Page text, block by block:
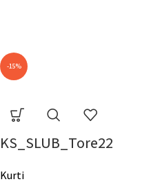
-15%
KS_SLUB_Tore22
Kurti